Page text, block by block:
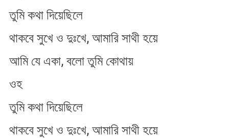
তুমি কথা দিয়েছিলে
থাকবে সুখে ও দুঃখে, আমারি সাথী হয়ে
আমি যে একা, বলো তুমি কোথায়
ওহ
তুমি কথা দিয়েছিলে
থাকবে সুখে ও দুঃখে, আমারি সাথী হয়ে